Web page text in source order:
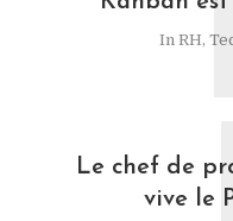
In RH,
Le chef de
vive le